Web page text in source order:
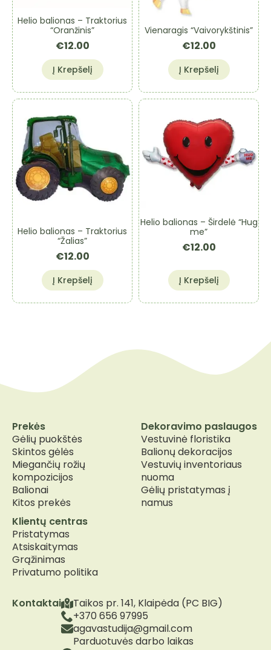
Helio balionas – Traktorius
“Oranžinis”
€12.00
Į Krepšelį
Vienaragis “Vaivorykštinis”
€12.00
Į Krepšelį
Helio balionas – Traktorius
“Žalias”
€12.00
Į Krepšelį
Helio balionas – Širdelė “Hug
me”
€12.00
Į Krepšelį
Kontaktai
Taikos pr. 141, Klaipėda (PC BIG)
+370 656 97995
agavastudija@gmail.com
Parduotuvės darbo laikas
Prekės
Gėlių puokštės
Skintos gėlės
Miegančių rožių
kompozicijos
Balionai
Kitos prekės
Dekoravimo paslaugos
Vestuvinė floristika
Balionų dekoracijos
Vestuvių inventoriaus
nuoma
Gėlių pristatymas į
namus
Klientų centras
Pristatymas
Atsiskaitymas
Grąžinimas
Privatumo politika